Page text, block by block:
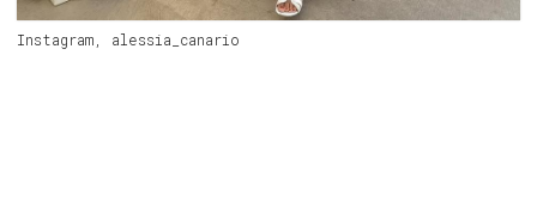
Instagram, alessia_canario